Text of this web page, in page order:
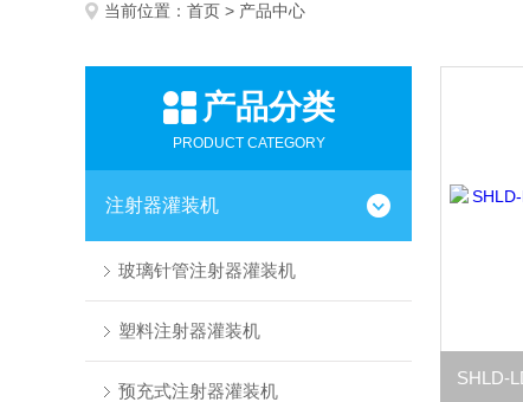
当前位置： 首页 > 产品中心
产品分类
PRODUCT CATEGORY
注射器灌装机
玻璃针管注射器灌装机
塑料注射器灌装机
预充式注射器灌装机